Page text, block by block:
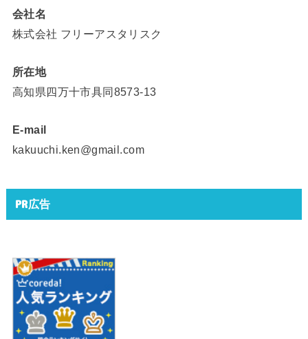
会社名
株式会社 フリーアスタリスク
所在地
高知県四万十市具同8573-13
E-mail
kakuuchi.ken@gmail.com
PR広告